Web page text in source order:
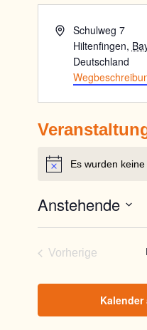
AdresseSchulweg 7
Hiltenfingen,
Deutschland
HinweisEs wurden
Anstehende
Vorherige